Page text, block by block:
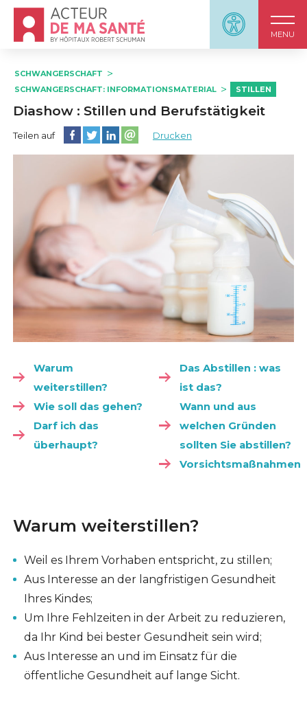
Panneau
MENU
Accueil - Acteur de ma santé, by HôpitauxRobert
SCHWANGERSCHAFT
SCHWANGERSCHAFT: INFORMATIONSMATERIAL
STILLEN
Diashow : Stillen und Berufstätigkeit
Teilen auf Diese Seite auf Facebook teilen
Diese Seite auf Twitter teilen
Diese Seite auf LinkedIn teilen
Partager cette page sur email
Drucken
Warum
weiterstillen?
Wie soll das gehen?
Darf ich das
überhaupt?
Das Abstillen : was
ist das?
Wann und aus
welchen Gründen
sollten Sie abstillen?
Vorsichtsmaßnahmen
Warum weiterstillen?
Weil es Ihrem Vorhaben entspricht, zu stillen;
Aus Interesse an der langfristigen Gesundheit
Ihres Kindes;
Um Ihre Fehlzeiten in der Arbeit zu reduzieren,
da Ihr Kind bei bester Gesundheit sein wird;
Aus Interesse an und im Einsatz für die
öffentliche Gesundheit auf lange Sicht.